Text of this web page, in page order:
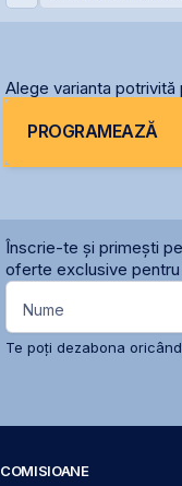
Alege varianta potrivită
PROGRAMEAZĂ
Înscrie-te și primești
oferte exclusive
Nume
Te poți dezabona
COMISIOANE